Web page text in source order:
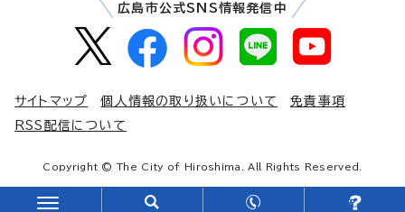
広島市公式SNS情報発信中
サイトマップ 個人情報の取り扱いについて
免責事項
RSS配信について
Copyright © The City of Hiroshima. All Rights Reserved.